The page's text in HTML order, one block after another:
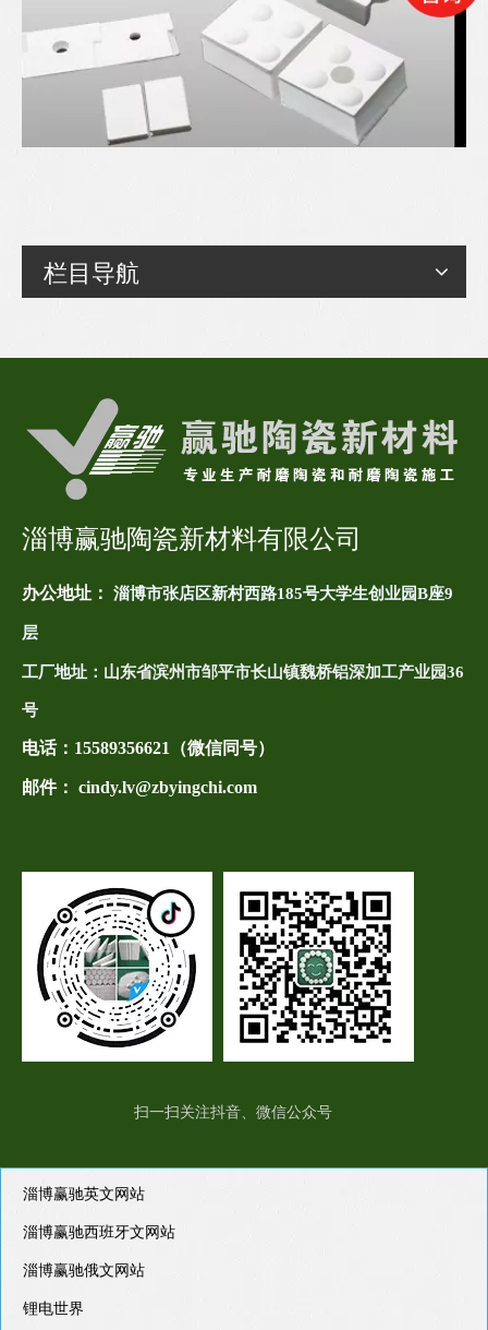
栏目导航
淄博赢驰陶瓷新材料有限公司
办公地址： 淄博市张店区新村西路185号大学生创业园B座9
层
工厂地址： 山东省滨州市邹平市长山镇魏桥铝深加工产业园36
号
电话： 15589356621（微信同号）
邮件： cindy.lv@zbyingchi.com
扫一扫关注抖音、微信公众号
淄博赢驰英文网站
淄博赢驰西班牙文网站
淄博赢驰俄文网站
锂电世界